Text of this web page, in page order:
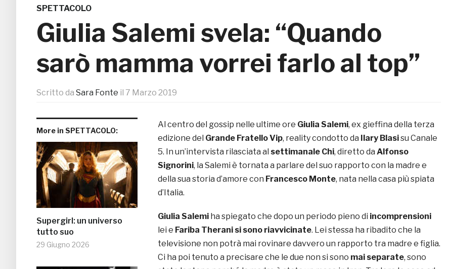
SPETTACOLO
Giulia Salemi svela: “Quando
sarò mamma vorrei farlo al top”
Scritto da Sara Fonte il 7 Marzo 2019
More in SPETTACOLO:
Supergirl: un universo
tutto suo
29 Giugno 2026
Al centro del gossip nelle ultime ore Giulia Salemi, ex gieffina della terza
edizione del Grande Fratello Vip, reality condotto da Ilary Blasisu Canale
5. In un’intervista rilasciata al settimanale Chi, diretto da Alfonso
Signorini, la Salemi è tornata a parlare del suo rapporto con la madre e
della sua storia d’amore con Francesco Monte, nata nella casa più spiata
d’Italia.
Giulia Salemi ha spiegato che dopo un periodo pieno di incomprensioni
lei e Fariba Therani si sono riavvicinate. Lei stessa ha ribadito che la
televisione non potrà mai rovinare davvero un rapporto tra madre e figlia.
Ci ha poi tenuto a precisare che le due non si sono mai separate, sono